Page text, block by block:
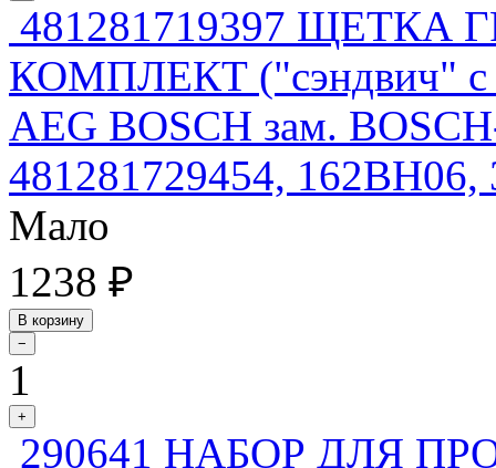
481281719397 ЩЕТКА
КОМПЛЕКТ ("сэндвич" с
AEG BOSCH зам.
481281729454, 162BH06,
Мало
1238 ₽
В корзину
−
1
+
290641 НАБОР ДЛЯ